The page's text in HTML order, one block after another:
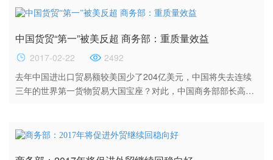
集装箱深水码头坐落在德国得天独厚的天然良港威廉港，往东与
达...
中国货贸“第一”被美反超 商务部：重质量效益
2017-02-22
2492
去年中国进出口贸易额较美国少了204亿美元，中国将失去连续
三年的世界第一货物贸易大国宝座？对此，中国商务部部长高虎
正常，预计去年中国进出口额占世界贸易总额的份额有望进一步